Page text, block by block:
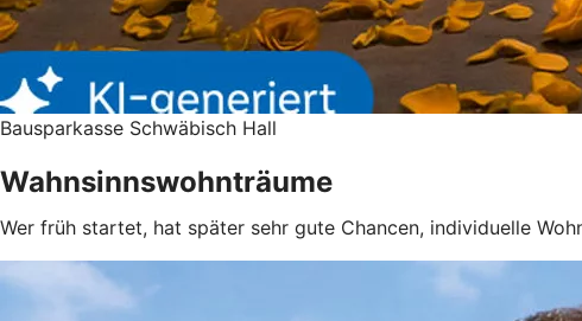
Bausparkasse Schwäbisch Hall
Wahnsinnswohnträume
Wer früh startet, hat später sehr gute Chancen, individuelle